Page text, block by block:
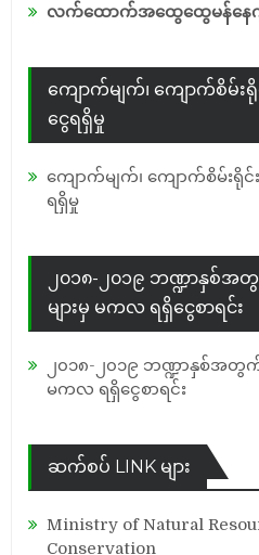
လက်ထောက်အထွေထွေမန်နေဂျ
ကျောက်မျက်၊ ကျောက်စိမ်း
ငွေရရှိမှု
ကျောက်မျက်၊ ကျောက်စိမ်းရို
ရရှိမှု
၂၀၁၈-၂၀၁၉ ဘဏ္ဍာနှစ်
များမှ မကလ ရရှိငွေစာရင်း
၂၀၁၈-၂၀၁၉ ဘဏ္ဍာနှစ်အတွ
မကလ ရရှိငွေစာရင်း
ဆက်စပ် LINK များ
Ministry of Natural
Conservation